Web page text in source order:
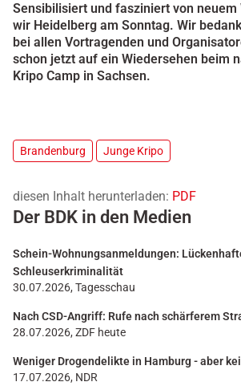
Sensibilisiert und fasziniert von neuem
wir Heidelberg am Sonntag. Wir
bei allen Vortragenden und
schon jetzt auf ein Wiedersehen beim
Kripo Camp in Sachsen.
Brandenburg Junge Kripo
diesen Inhalt herunterladen: PDF
Der BDK in den Medien
Schein-Wohnungsanmeldungen:
Schleuserkriminalität
30.07.2026, Tagesschau
Nach CSD-Angriff: Rufe nach schärferem
28.07.2026, ZDF heute
Weniger Drogendelikte in Hamburg - aber
17.07.2026, NDR